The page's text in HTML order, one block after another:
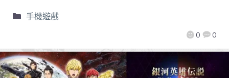
0 0
手機遊戲